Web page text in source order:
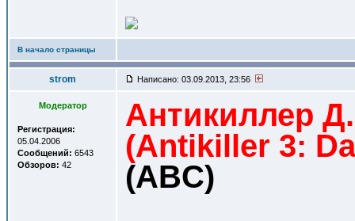
В начало страницы
strom Написано: 03.09.2013, 23:56
Модератор
Регистрация:
05.04.2006
Сообщений: 6543
Обзоров: 42
Антикиллер
(Antikiller 3:
(ABC)